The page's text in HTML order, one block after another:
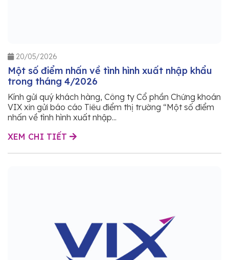
20/05/2026
Một số điểm nhấn về tình hình xuất nhập khẩu
trong tháng 4/2026
Kính gửi quý khách hàng, Công ty Cổ phần Chứng khoán
VIX xin gửi báo cáo Tiêu điểm thị trường “Một số điểm
nhấn về tình hình xuất nhập...
XEM CHI TIẾT